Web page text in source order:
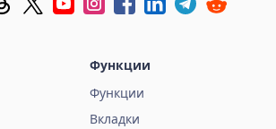
Функции
Функции
Вкладки